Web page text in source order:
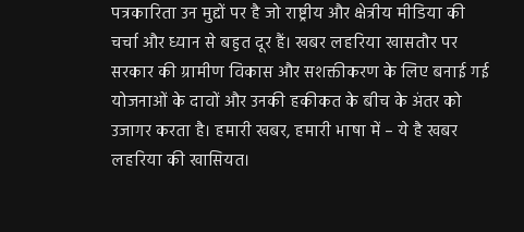
पत्रकारिता उन मुद्दों पर है जो राष्ट्रीय और क्षेत्रीय मीडिया की
चर्चा और ध्यान से बहुत दूर हैं। खबर लहरिया खासतौर पर
सरकार की ग्रामीण विकास और सशक्तीकरण के लिए बनाई गई
योजनाओं के दावों और उनकी हकीकत के बीच के अंतर को
उजागर करता है। हमारी खबर, हमारी भाषा में – ये है खबर
लहरिया की खासियत।